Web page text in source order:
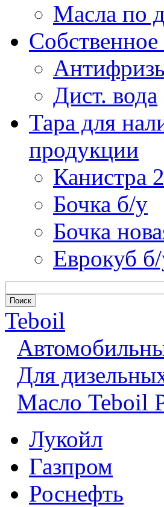
Масла по
Дист. вода
Тара для
продукции
Канистра
Бочка б/у
Бочка
Еврокуб
Teboil
Для
Масло Teboil
Лукойл
Газпром
Роснефть